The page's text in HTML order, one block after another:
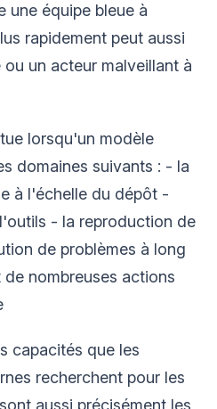
une équipe bleue à
rapidement peut aussi
un acteur malveillant à
lorsqu'un modèle
domaines suivants : - la
à l'échelle du dépôt -
- la reproduction de
de problèmes à long
nombreuses actions
capacités que les
recherchent pour les